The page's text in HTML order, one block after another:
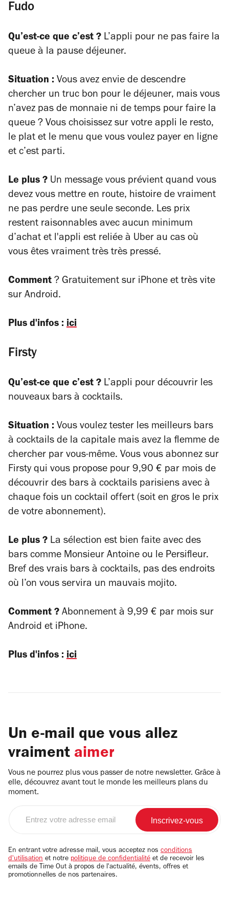
Fudo
Qu’est-ce que c’est ? L’appli pour ne pas faire la
queue à la pause déjeuner.
Situation : Vous avez envie de descendre
chercher un truc bon pour le déjeuner, mais vous
n’avez pas de monnaie ni de temps pour faire la
queue ? Vous choisissez sur votre appli le resto,
le plat et le menu que vous voulez payer en ligne
et c’est parti.
Le plus ? Un message vous prévient quand vous
devez vous mettre en route, histoire de vraiment
ne pas perdre une seule seconde. Les prix
restent raisonnables avec aucun minimum
d’achat et l'appli est reliée à Uber au cas où
vous êtes vraiment très très pressé.
Comment ? Gratuitement sur iPhone et très vite
sur Android.
Plus d'infos : ici
Firsty
Qu’est-ce que c’est ? L’appli pour découvrir les
nouveaux bars à cocktails.
Situation : Vous voulez tester les meilleurs bars
à cocktails de la capitale mais avez la flemme de
chercher par vous-même. Vous vous abonnez sur
Firsty qui vous propose pour 9,90 € par mois de
découvrir des bars à cocktails parisiens avec à
chaque fois un cocktail offert (soit en gros le prix
de votre abonnement).
Le plus ? La sélection est bien faite avec des
bars comme Monsieur Antoine ou le Persifleur.
Bref des vrais bars à cocktails, pas des endroits
où l’on vous servira un mauvais mojito.
Comment ? Abonnement à 9,99 € par mois sur
Android et iPhone.
Plus d'infos : ici
Un e-mail que vous allez
vraiment aimer
Vous ne pourrez plus vous passer de notre newsletter. Grâce à
elle, découvrez avant tout le monde les meilleurs plans du
moment.
email
En entrant votre adresse mail, vous acceptez nos conditions
d'utilisation et notre politique de confidentialité et de recevoir les
emails de Time Out à propos de l'actualité, évents, offres et
promotionnelles de nos partenaires.